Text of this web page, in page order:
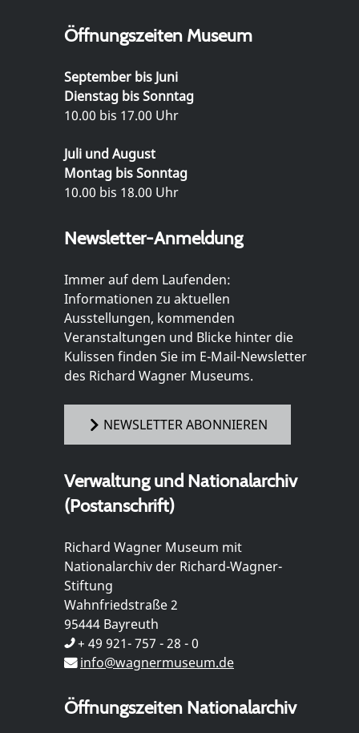
Öffnungszeiten Museum
September bis Juni
Dienstag bis Sonntag
10.00 bis 17.00 Uhr
Juli und August
Montag bis Sonntag
10.00 bis 18.00 Uhr
Newsletter-Anmeldung
Immer auf dem Laufenden:
Informationen zu aktuellen
Ausstellungen, kommenden
Veranstaltungen und Blicke hinter die
Kulissen finden Sie im E-Mail-Newsletter
des Richard Wagner Museums.
NEWSLETTER ABONNIEREN
Verwaltung und Nationalarchiv
(Postanschrift)
Richard Wagner Museum mit
Nationalarchiv der Richard-Wagner-
Stiftung
Wahnfriedstraße 2
95444 Bayreuth
+ 49 921- 757 - 28 - 0
info@wagnermuseum.de
Öffnungszeiten Nationalarchiv